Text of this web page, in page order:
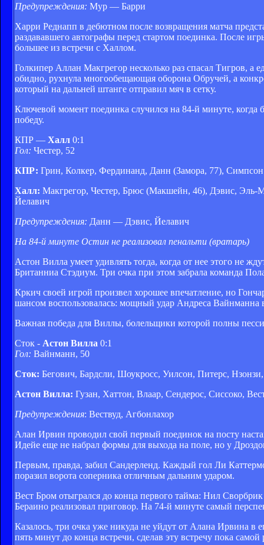
Предупреждения: Мур — Барри
Харри Реднапп в дебютном после возвращения матча
раздававшего автографы перед стартом поединка. После
большее из встречи с Халлом.
Голкипер Аллан Макгрегор несколько раз спасал Тигров,
обидно, рухнула многообещающая оборона Обручей, а
который на дальней штанге отправил мяч в сетку.
Ключевой момент поединка случился на 84-й минуте,
победу.
КПР — Халл 0:1
Гол: Честер, 52
КПР: Грин, Колкер, Фердинанд, Данн (Замора, 77),
Халл: Макгрегор, Честер, Брюс (Макшейн, 46), Дэвис, Эль-
Йелавич
Предупреждения: Данн — Дэвис, Йелавич
На 84-й минуте Остин не реализовал пенальти (вратарь)
Астон Вилла умеет удивлять тогда, когда от нее этого не
Британниа Стэдиум. Три очка при этом забрала команда
Кркич своей игрой произвел хорошее впечатление, но
шансом воспользовалась: мощный удар Андреса Вайнманна
Важная победа для Виллы, болельщики которой полны
Сток - Астон Вилла 0:1
Гол: Вайнманн, 50
Сток: Бегович, Бардсли, Шоукросс, Уилсон, Питерс,
Астон Вилла: Гузан, Хаттон, Влаар, Сендерос, Сиссоко,
Предупреждения: Вествуд, Агбонлахор
Алан Ирвин проводил свой первый поединок на посту
Идейе еще не набрал формы для выхода на поле, но у
Первым, правда, забил Сандерленд. Каждый гол Ли
поразил ворота соперника отличным дальним ударом.
Вест Бром отыгрался до конца первого тайма: Нил
Бераино реализовал приговор. На 74-й минуте самый
Казалось, три очка уже никуда не уйдут от Алана Ирвина
пять минут до конца встречи, сделав эту встречу пока